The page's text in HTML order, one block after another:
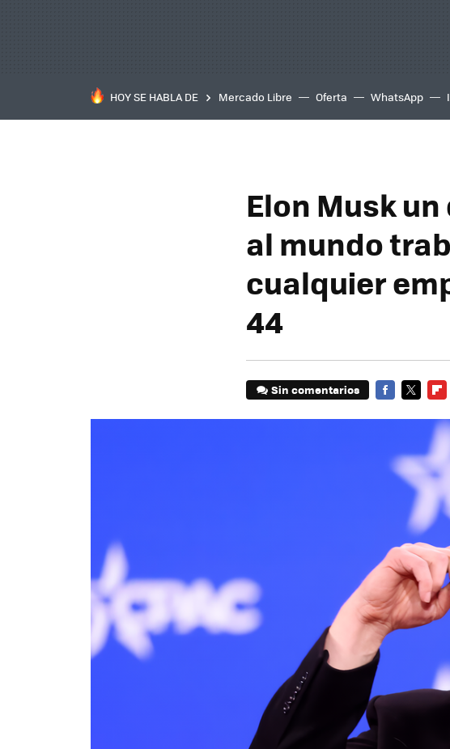
HOY SE HABLA DE Mercado Libre Oferta WhatsApp
Elon Musk
al mundo
cualquier
44
Sin comentarios